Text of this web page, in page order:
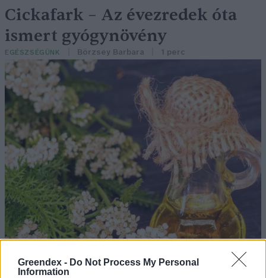
Greendex - Do Not Process My Personal
Information
Cickafark – Az évezredek óta
ismert gyógynövény
EGÉSZSÉGÜNK Börzsey Barbara 1 perc